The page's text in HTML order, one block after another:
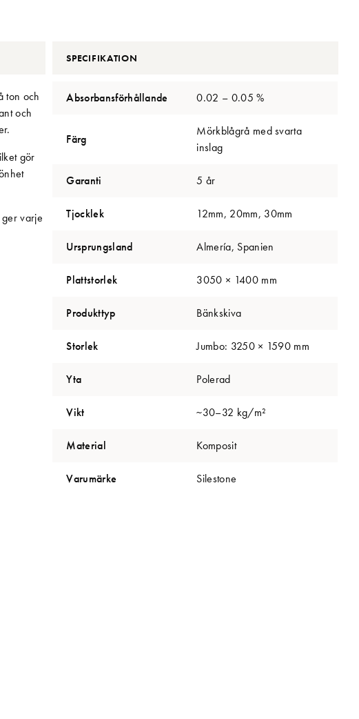
ton och
och
gör
varje
SPECIFIKATION
Absorbansförhållande 0.02 – 0.05 %
Färg
Mörkblågrå med svarta
inslag
Garanti 5 år
Tjocklek 12mm, 20mm, 30mm
Ursprungsland Almería, Spanien
Plattstorlek 3050 × 1400 mm
Produkttyp Bänkskiva
Storlek Jumbo: 3250 × 1590 mm
Yta Polerad
Vikt ~30–32 kg/m²
Material Komposit
Varumärke Silestone